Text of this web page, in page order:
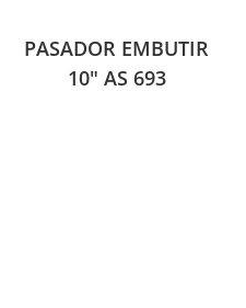
PASADOR EMBUTIR
10″ AS 693